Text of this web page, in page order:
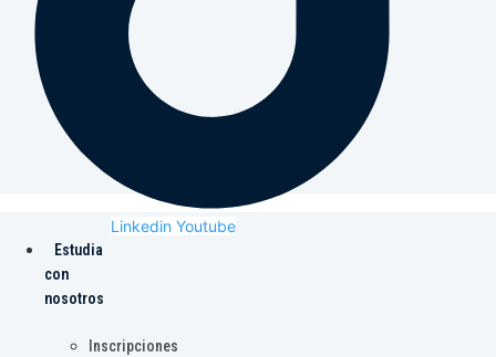
Linkedin Youtube
Estudia
con
nosotros
Inscripciones